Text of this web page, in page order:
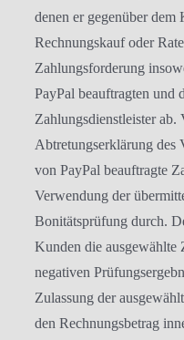
denen er gegenüber
Rechnungskauf oder
Zahlungsforderung
PayPal beauftragten und
Zahlungsdienstleister ab.
Abtretungserklärung des
von PayPal beauftragte
Verwendung der
Bonitätsprüfung durch.
Kunden die ausgewählte
negativen
Zulassung der
den Rechnungsbetrag